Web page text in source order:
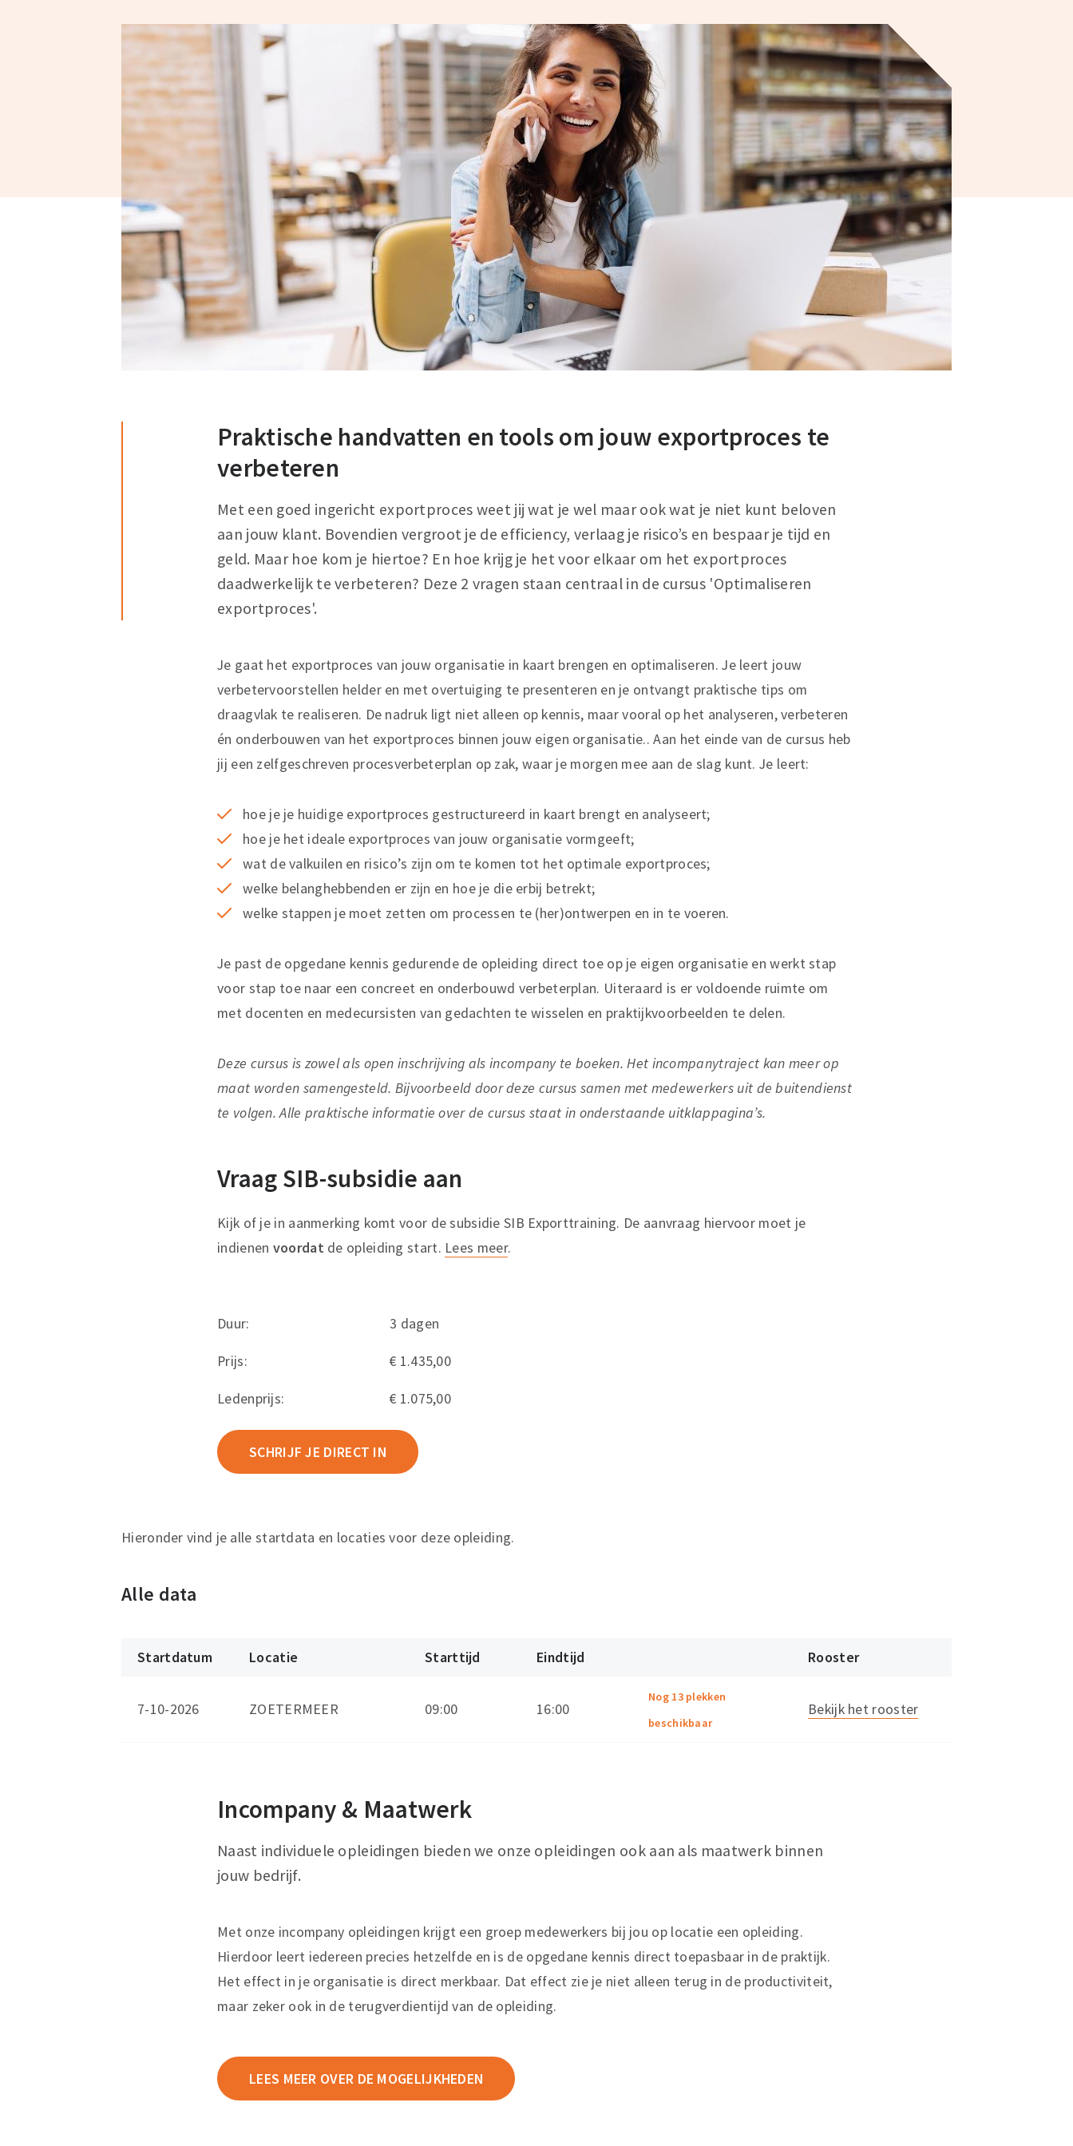
Praktische handvatten en tools om jouw exportproces te
verbeteren
Met een goed ingericht exportproces weet jij wat je wel maar ook wat je niet kunt beloven
aan jouw klant. Bovendien vergroot je de efficiency, verlaag je risico’s en bespaar je tijd en
geld. Maar hoe kom je hiertoe? En hoe krijg je het voor elkaar om het exportproces
daadwerkelijk te verbeteren? Deze 2 vragen staan centraal in de cursus 'Optimaliseren
exportproces'.
Je gaat het exportproces van jouw organisatie in kaart brengen en optimaliseren. Je leert jouw
verbetervoorstellen helder en met overtuiging te presenteren en je ontvangt praktische tips om
draagvlak te realiseren. De nadruk ligt niet alleen op kennis, maar vooral op het analyseren, verbeteren
én onderbouwen van het exportproces binnen jouw eigen organisatie.. Aan het einde van de cursus heb
jij een zelfgeschreven procesverbeterplan op zak, waar je morgen mee aan de slag kunt. Je leert:
hoe je je huidige exportproces gestructureerd in kaart brengt en analyseert;
hoe je het ideale exportproces van jouw organisatie vormgeeft;
wat de valkuilen en risico’s zijn om te komen tot het optimale exportproces;
welke belanghebbenden er zijn en hoe je die erbij betrekt;
welke stappen je moet zetten om processen te (her)ontwerpen en in te voeren.
Je past de opgedane kennis gedurende de opleiding direct toe op je eigen organisatie en werkt stap
voor stap toe naar een concreet en onderbouwd verbeterplan. Uiteraard is er voldoende ruimte om
met docenten en medecursisten van gedachten te wisselen en praktijkvoorbeelden te delen.
Deze cursus is zowel als open inschrijving als incompany te boeken. Het incompanytraject kan meer op
maat worden samengesteld. Bijvoorbeeld door deze cursus samen met medewerkers uit de buitendienst
te volgen. Alle praktische informatie over de cursus staat in onderstaande uitklappagina’s.
Vraag SIB-subsidie aan
Kijk of je in aanmerking komt voor de subsidie SIB Exporttraining. De aanvraag hiervoor moet je
indienen voordat de opleiding start. Lees meer.
Duur: 3 dagen
Prijs: € 1.435,00
Ledenprijs: € 1.075,00
SCHRIJF JE DIRECT IN
Hieronder vind je alle startdata en locaties voor deze opleiding.
Alle data
Startdatum Locatie Starttijd Eindtijd Rooster
7-10-2026 ZOETERMEER 09:00 16:00
Nog 13 plekken
beschikbaar
Bekijk het rooster
Incompany & Maatwerk
Naast individuele opleidingen bieden we onze opleidingen ook aan als maatwerk binnen
jouw bedrijf.
Met onze incompany opleidingen krijgt een groep medewerkers bij jou op locatie een opleiding.
Hierdoor leert iedereen precies hetzelfde en is de opgedane kennis direct toepasbaar in de praktijk.
Het effect in je organisatie is direct merkbaar. Dat effect zie je niet alleen terug in de productiviteit,
maar zeker ook in de terugverdientijd van de opleiding.
LEES MEER OVER DE MOGELIJKHEDEN